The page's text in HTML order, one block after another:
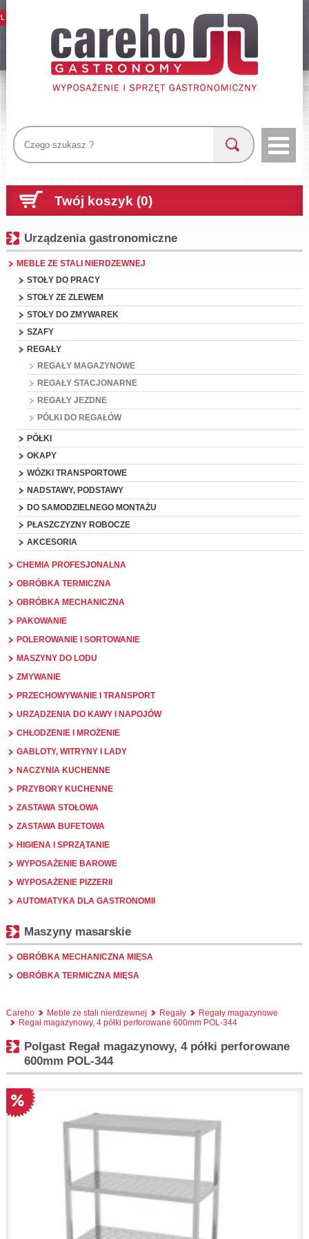
Twój koszyk (0)
Urządzenia gastronomiczne
MEBLE ZE STALI NIERDZEWNEJ
STOŁY DO PRACY
STOŁY ZE ZLEWEM
STOŁY DO ZMYWAREK
SZAFY
REGAŁY
REGAŁY MAGAZYNOWE
REGAŁY STACJONARNE
REGAŁY JEZDNE
PÓLKI DO REGAŁÓW
PÓŁKI
OKAPY
WÓZKI TRANSPORTOWE
NADSTAWY, PODSTAWY
DO SAMODZIELNEGO MONTAŻU
PŁASZCZYZNY ROBOCZE
AKCESORIA
CHEMIA PROFESJONALNA
OBRÓBKA TERMICZNA
OBRÓBKA MECHANICZNA
PAKOWANIE
POLEROWANIE I SORTOWANIE
MASZYNY DO LODU
ZMYWANIE
PRZECHOWYWANIE I TRANSPORT
URZĄDZENIA DO KAWY I NAPOJÓW
CHŁODZENIE I MROŻENIE
GABLOTY, WITRYNY I LADY
NACZYNIA KUCHENNE
PRZYBORY KUCHENNE
ZASTAWA STOŁOWA
ZASTAWA BUFETOWA
HIGIENA I SPRZĄTANIE
WYPOSAŻENIE BAROWE
WYPOSAŻENIE PIZZERII
AUTOMATYKA DLA GASTRONOMII
Maszyny masarskie
OBRÓBKA MECHANICZNA MIĘSA
OBRÓBKA TERMICZNA MIĘSA
Careho Meble ze stali nierdzewnej Regały
Regały magazynowe
Regał magazynowy, 4 półki perforowane 600mm POL-344
Polgast Regał magazynowy, 4 półki perforowane
600mm POL-344